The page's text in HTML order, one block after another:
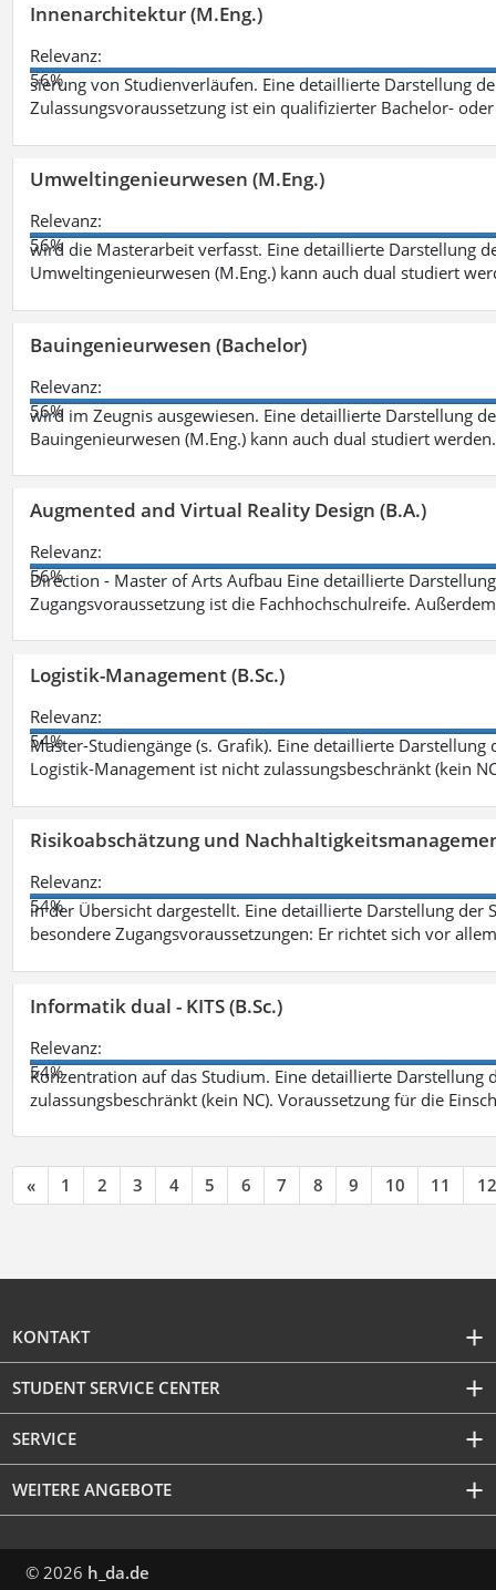
Innenarchitektur (M.Eng.)
Relevanz:
56%
sierung von Studienverläufen. Eine detaillierte Darstellung
Zulassungsvoraussetzung ist ein qualifizierter Bachelor-
Umweltingenieurwesen (M.Eng.)
Relevanz:
56%
wird die Masterarbeit verfasst. Eine detaillierte Darstellung
Umweltingenieurwesen (M.Eng.) kann auch dual studiert
Bauingenieurwesen (Bachelor)
Relevanz:
56%
wird im Zeugnis ausgewiesen. Eine detaillierte Darstellung
Bauingenieurwesen (M.Eng.) kann auch dual studiert
Augmented and Virtual Reality Design (B.A.)
Relevanz:
56%
Direction - Master of Arts Aufbau Eine detaillierte
Zugangsvoraussetzung ist die Fachhochschulreife.
Logistik-Management (B.Sc.)
Relevanz:
54%
Master-Studiengänge (s. Grafik). Eine detaillierte
Logistik-Management ist nicht zulassungsbeschränkt (kein
Risikoabschätzung und
Relevanz:
54%
in der Übersicht dargestellt. Eine detaillierte Darstellung der
besondere Zugangsvoraussetzungen: Er richtet sich vor
Informatik dual - KITS (B.Sc.)
Relevanz:
54%
Konzentration auf das Studium. Eine detaillierte
zulassungsbeschränkt (kein NC). Voraussetzung für die
« 1 2 3 4 5 6 7 8 9 10 11 12
KONTAKT
STUDENT SERVICE CENTER
SERVICE
WEITERE ANGEBOTE
© 2026 h_da.de